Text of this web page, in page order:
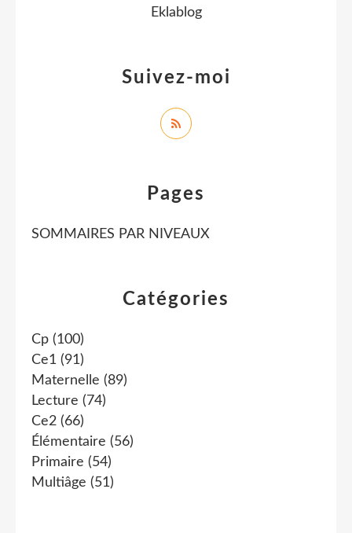
Catégories
Cp (100)
Ce1 (91)
Maternelle (89)
Lecture (74)
Ce2 (66)
Élémentaire (56)
Primaire (54)
Multiâge (51)
Pages
SOMMAIRES PAR NIVEAUX
Suivez-moi
Eklablog